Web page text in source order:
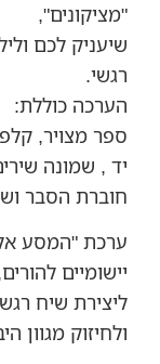
"מציקונים",
שיעניק לכם
רגשי.
הערכה כוללת:
יד , שמונה
חוברת הסבר
ערכת "המסע
יישומיים
ולחיזוק מגוון